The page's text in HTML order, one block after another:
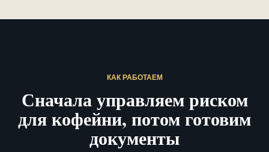
КАК РАБОТАЕМ
Сначала управляем риском
для кофейни, потом готовим
документы